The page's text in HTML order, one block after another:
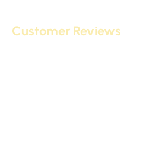
Customer Reviews